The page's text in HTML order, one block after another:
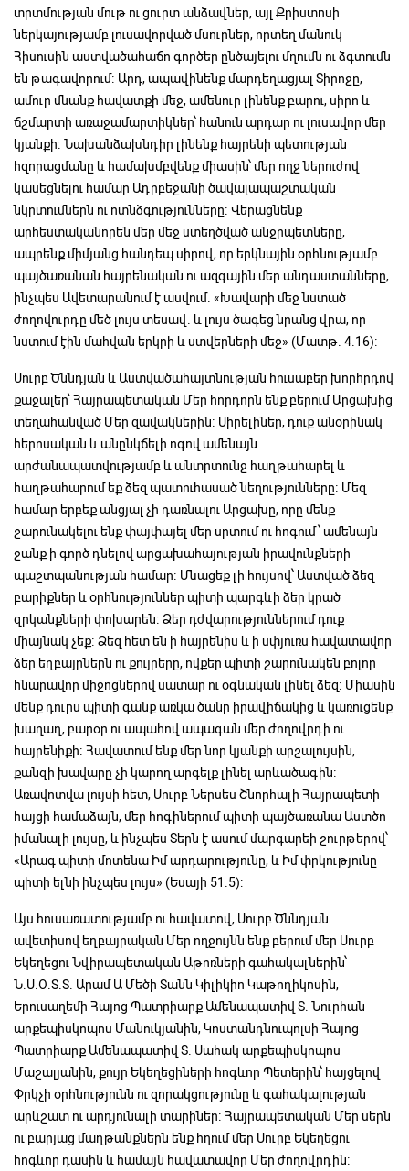
տրտմության մութ ու ցուրտ անձավներ, այլ Քրիստոսի
ներկայությամբ լուսավորված մսուրներ, որտեղ մանուկ
Հիսուսին աստվածահաճո գործեր ընծայելու մղումն ու ձգտումն
են թագավորում։ Արդ, ապավինենք մարդեղացյալ Տիրոջը,
ամուր մնանք հավատքի մեջ, ամենուր լինենք բարու, սիրո և
ճշմարտի առաջամարտիկներ՝ հանուն արդար ու լուսավոր մեր
կյանքի։ Նախանձախնդիր լինենք հայրենի պետության
հզորացմանը և համախմբվենք միասին՝ մեր ողջ ներուժով
կասեցնելու համար Ադրբեջանի ծավալապաշտական
նկրտումներն ու ոտնձգությունները։ Վերացնենք
արհեստականորեն մեր մեջ ստեղծված անջրպետները,
ապրենք միմյանց հանդեպ սիրով, որ երկնային օրհնությամբ
պայծառանան հայրենական ու ազգային մեր անդաստանները,
ինչպես Ավետարանում է ասվում. «Խավարի մեջ նստած
ժողովուրդը մեծ լույս տեսավ. և լույս ծագեց նրանց վրա, որ
նստում էին մահվան երկրի և ստվերների մեջ» (Մատթ. 4.16)։
Սուրբ Ծննդյան և Աստվածահայտնության հուսաբեր խորհրդով
քաջալեր՝ Հայրապետական Մեր հորդորն ենք բերում Արցախից
տեղահանված Մեր զավակներին։ Սիրելիներ, դուք անօրինակ
հերոսական և անընկճելի ոգով ամենայն
արժանապատվությամբ և անտրտունջ հաղթահարել և
հաղթահարում եք ձեզ պատուհասած նեղությունները։ Մեզ
համար երբեք անցյալ չի դառնալու Արցախը, որը մենք
շարունակելու ենք փայփայել մեր սրտում ու հոգում՝ ամենայն
ջանք ի գործ դնելով արցախահայության իրավունքների
պաշտպանության համար։ Մնացեք լի հույսով՝ Աստված ձեզ
բարիքներ և օրհնություններ պիտի պարգևի ձեր կրած
զրկանքների փոխարեն։ Ձեր դժվարություններում դուք
միայնակ չեք։ Ձեզ հետ են ի հայրենիս և ի սփյուռս հավատավոր
ձեր եղբայրներն ու քույրերը, ովքեր պիտի շարունակեն բոլոր
հնարավոր միջոցներով սատար ու օգնական լինել ձեզ։ Միասին
մենք դուրս պիտի գանք առկա ծանր իրավիճակից և կառուցենք
խաղաղ, բարօր ու ապահով ապագան մեր ժողովրդի ու
հայրենիքի։ Հավատում ենք մեր նոր կյանքի արշալույսին,
քանզի խավարը չի կարող արգելք լինել արևածագին։
Առավոտվա լույսի հետ, Սուրբ Ներսես Շնորհալի Հայրապետի
հայցի համաձայն, մեր հոգիներում պիտի պայծառանա Աստծո
իմանալի լույսը, և ինչպես Տերն է ասում մարգարեի շուրթերով՝
«Արագ պիտի մոտենա Իմ արդարությունը, և Իմ փրկությունը
պիտի ելնի ինչպես լույս» (Եսայի 51.5):
Այս հուսառատությամբ ու հավատով, Սուրբ Ծննդյան
ավետիսով եղբայրական Մեր ողջույնն ենք բերում մեր Սուրբ
Եկեղեցու Նվիրապետական Աթոռների գահակալներին՝
Ն.Ս.Օ.Տ.Տ. Արամ Ա Մեծի Տանն Կիլիկիո Կաթողիկոսին,
Երուսաղեմի Հայոց Պատրիարք Ամենապատիվ Տ. Նուրհան
արքեպիսկոպոս Մանուկյանին, Կոստանդնուպոլսի Հայոց
Պատրիարք Ամենապատիվ Տ. Սահակ արքեպիսկոպոս
Մաշալյանին, քույր Եկեղեցիների հոգևոր Պետերին՝ հայցելով
Փրկչի օրհնությունն ու զորակցությունը և գահակալության
արևշատ ու արդյունալի տարիներ։ Հայրապետական Մեր սերն
ու բարյաց մաղթանքներն ենք հղում մեր Սուրբ Եկեղեցու
հոգևոր դասին և համայն հավատավոր Մեր ժողովրդին։